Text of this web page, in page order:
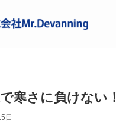
寒さに負けない！
日